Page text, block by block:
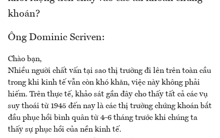
khoán?
Ông Dominic Scriven:
Chào bạn,
Nhiều người chất vấn tại sao thị trường đi lên trên toàn cầu
trong khi kinh tế vẫn còn khó khăn, việc này không phải
hiếm. Trên thực tế, khảo sát gần đây cho thấy tất cả các vụ
suy thoái từ 1945 đến nay là các thị trường chứng khoán bắt
đầu phục hồi bình quân từ 4-6 tháng trước khi chúng ta
thấy sự phục hồi của nền kinh tế.